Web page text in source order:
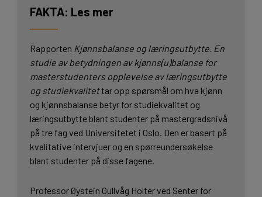
Les mer
Rapporten Kjønnsbalanse og læringsutbytte. En
studie av betydningen av kjønns(u)balanse for
masterstudenters opplevelse av læringsutbytte
og studiekvalitettar opp spørsmål om hva kjønn
og kjønnsbalanse betyr for studiekvalitet og
læringsutbytte blant studenter på mastergradsnivå
på tre fag ved Universitetet i Oslo. Den er basert på
kvalitative intervjuer og en spørreundersøkelse
blant studenter på disse fagene.
Professor Øystein Gullvåg Holter ved Senter for